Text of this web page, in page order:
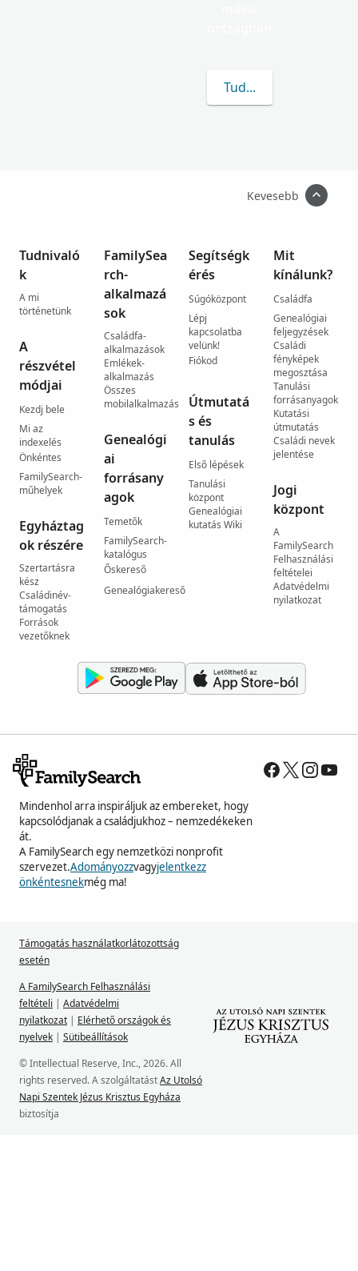
Tudj meg többet a(z)
Kevesebb
Tudnivaló
k
A mi
történetünk
A
részvétel
módjai
Kezdj bele
Mi az
indexelés
Önkéntes
FamilySearch-
műhelyek
Egyháztag
ok részére
Szertartásra
kész
Családinév-
támogatás
Források
vezetőknek
FamilySea
rch-
alkalmazá
sok
Családfa-
alkalmazások
Emlékek-
alkalmazás
Összes
mobilalkalmazás
Genealógi
ai
forrásany
agok
Temetők
FamilySearch-
katalógus
Őskereső
Genealógiakereső
Segítségk
érés
Súgóközpont
Lépj
kapcsolatba
velünk!
Fiókod
Útmutatá
s és
tanulás
Első lépések
Tanulási
központ
Genealógiai
kutatás Wiki
Mit
kínálunk?
Családfa
Genealógiai
feljegyzések
Családi
fényképek
megosztása
Tanulási
forrásanyagok
Kutatási
útmutatás
Családi nevek
jelentése
Jogi
központ
A
FamilySearch
Felhasználási
feltételei
Adatvédelmi
nyilatkozat
Mindenhol arra inspiráljuk az embereket, hogy
kapcsolódjanak a családjukhoz – nemzedékeken
át.
A FamilySearch egy nemzetközi nonprofit
szervezet.Adományozzvagyjelentkezz
önkéntesnekmég ma!
Támogatás használatkorlátozottság
esetén
A FamilySearch Felhasználási
feltételi | Adatvédelmi
nyilatkozat | Elérhető országok és
nyelvek | Sütibeállítások
© Intellectual Reserve, Inc., 2026. All
rights reserved. A szolgáltatástAz Utolsó
Napi Szentek Jézus Krisztus Egyháza
biztosítja